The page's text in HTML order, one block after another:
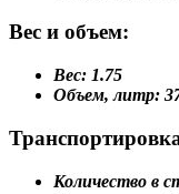
Вес и объем:
Вес: 1.75
Объем, литр:
Количество в